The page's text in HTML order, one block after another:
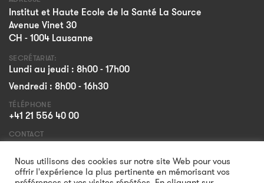
Institut et Haute Ecole de la Santé La Source
Avenue Vinet 30
CH - 1004 Lausanne
SECRÉTARIAT:
Lundi au jeudi : 8h00 - 17h00
Vendredi : 8h00 - 16h30
TÉLÉPHONE
+41 21 556 40 00
CONTACT
Formulaire
Nous utilisons des cookies sur notre site Web pour vous
offrir l'expérience la plus pertinente en mémorisant vos